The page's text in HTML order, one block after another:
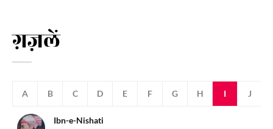
ग़ज़लें
A B C D E F G H I J
Ibn-e-Nishati